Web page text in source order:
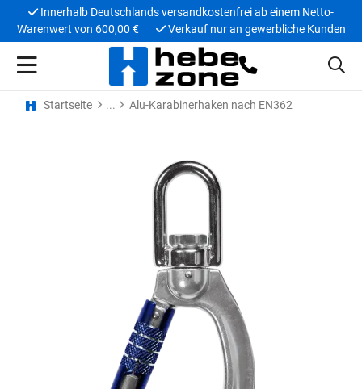
Innerhalb Deutschlands versandkostenfrei ab einem Netto-
Warenwert von 600,00 €
Verkauf nur an gewerbliche Kunden
Startseite Alu-Karabinerhaken nach EN362